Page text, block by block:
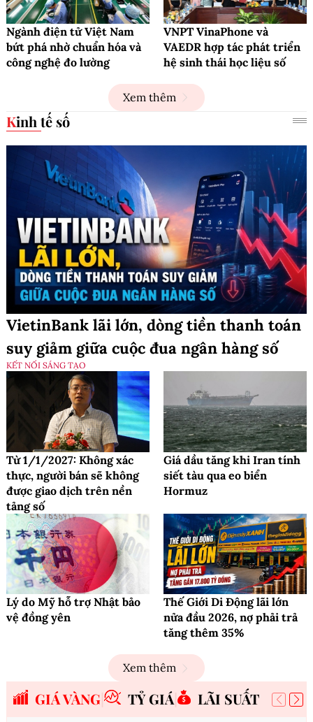
Ngành điện tử Việt Nam
bứt phá nhờ chuẩn hóa và
công nghệ đo lường
VNPT VinaPhone và
VAEDR hợp tác phát triển
hệ sinh thái học liệu số
Xem thêm
Kinh tế số
VietinBank lãi lớn, dòng tiền thanh toán
suy giảm giữa cuộc đua ngân hàng số
KẾT NỐI SÁNG TẠO
Từ 1/1/2027: Không xác
thực, người bán sẽ không
được giao dịch trên nền
tảng số
Giá dầu tăng khi Iran tính
siết tàu qua eo biển
Hormuz
Lý do Mỹ hỗ trợ Nhật bảo
vệ đồng yên
Thế Giới Di Động lãi lớn
nửa đầu 2026, nợ phải trả
tăng thêm 35%
Xem thêm
GIÁ VÀNG TỶ GIÁ LÃI SUẤT